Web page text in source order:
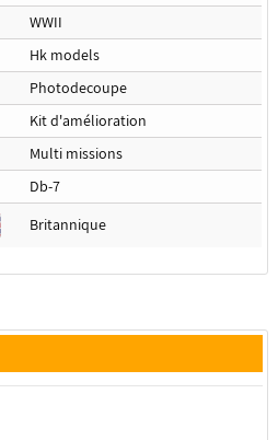
WWII
Hk models
Photodecoupe
Kit d'amélioration
Multi missions
Db-7
Britannique